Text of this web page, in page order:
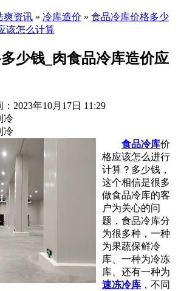
爽资讯 » 冷库造价 » 食品冷库价格多少
该怎么计算
少钱_肉食品冷库造价应
2023年10月17日 11:29
冷
冷
食品冷库价
格应该怎么进行
计算？多少钱，
这个相信是很多
做食品冷库的客
户为关心的问
题，食品冷库分
为很多种，一种
为果蔬保鲜冷
库、一种为冷冻
库、还有一种为
速冻冷库 ，不同